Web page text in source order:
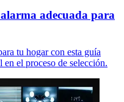
adecuada para
tu hogar con esta guía
en el proceso de selección.